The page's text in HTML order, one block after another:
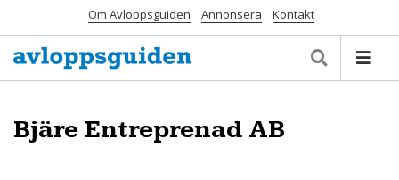
Om Avloppsguiden Annonsera Kontakt
Bjäre Entreprenad AB